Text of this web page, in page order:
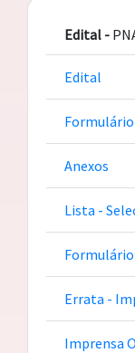
Edital -
Edital
Anexos
Lista -
Formulário
Errata -
Imprensa